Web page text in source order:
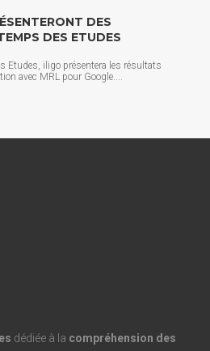
DES
DES ETUDES
Etudes, iligo présentera les résultats
avec MRL pour Google.
dédiée à la compréhension des